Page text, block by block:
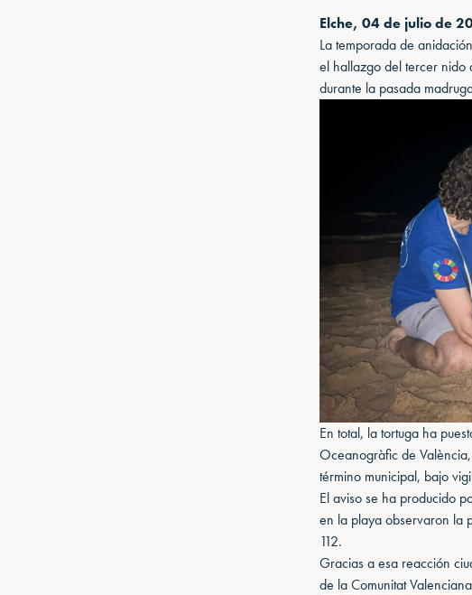
Elche, 04 de julio de
La temporada de
el hallazgo del tercer nido
durante la pasada
En total, la tortuga ha
Oceanogràfic de
término municipal, bajo
El aviso se ha producido
en la playa observaron la
112.
Gracias a esa reacción
de la Comunitat